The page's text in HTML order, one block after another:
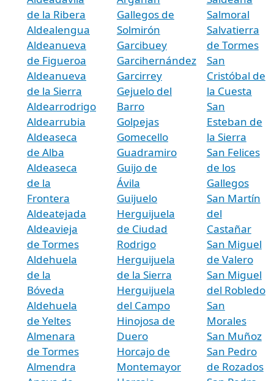
de la Ribera
Aldealengua
Aldeanueva
de Figueroa
Aldeanueva
de la Sierra
Aldearrodrigo
Aldearrubia
Aldeaseca
de Alba
Aldeaseca
de la
Frontera
Aldeatejada
Aldeavieja
de Tormes
Aldehuela
de la
Bóveda
Aldehuela
de Yeltes
Almenara
de Tormes
Almendra
Gallegos de
Solmirón
Garcibuey
Garcihernández
Garcirrey
Gejuelo del
Barro
Golpejas
Gomecello
Guadramiro
Guijo de
Ávila
Guijuelo
Herguijuela
de Ciudad
Rodrigo
Herguijuela
de la Sierra
Herguijuela
del Campo
Hinojosa de
Duero
Horcajo de
Montemayor
Salmoral
Salvatierra
de Tormes
San
Cristóbal de
la Cuesta
San
Esteban de
la Sierra
San Felices
de los
Gallegos
San Martín
del
Castañar
San Miguel
de Valero
San Miguel
del Robledo
San
Morales
San Muñoz
San Pedro
de Rozados